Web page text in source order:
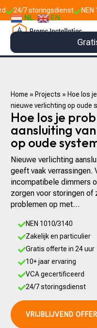
NEN 1010/
NL EN
Home » Projects » Hoe los
nieuwe verlichting op oude
Hoe los je
aansluiting
op oude
Nieuwe verlichting
geeft vaak verrassingen.​
incompatibele dimmers
zorgen voor storingen of
problemen op met…
NEN 1010/3140
Zakelijk en particulier
Gratis offerte in 24 uur
10+ jaar ervaring
VCA gecertificeerd
24/7 storingsdienst
VRIJBLIJVEND